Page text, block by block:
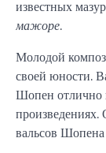
известных
мажоре.
Молодой
своей юности.
Шопен отлично
вальсов Шопена